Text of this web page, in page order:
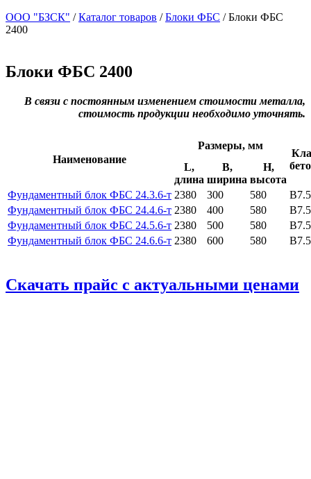
ООО "БЗСК" /Каталог товаров /Блоки ФБС /Блоки ФБС
2400
Блоки ФБС 2400
В связи с постоянным изменением стоимости металла,
стоимость продукции необходимо уточнять.
Наименование
Размеры, мм
L,
длина
B,
ширина
H,
высота
Фундаментный блок ФБС 24.3.6-т 2380 300 580
B7.5
Фундаментный блок ФБС 24.4.6-т 2380 400 580
B7.5
Фундаментный блок ФБС 24.5.6-т 2380 500 580
B7.5
Фундаментный блок ФБС 24.6.6-т 2380 600 580 B7.5
Скачать прайс с актуальными ценами